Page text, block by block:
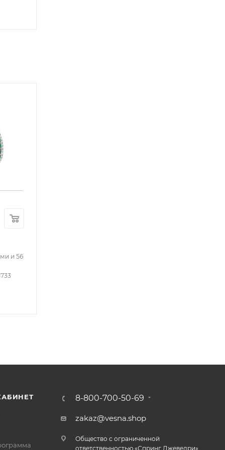
и 56
8-800-700-50-69
zakaz@vesna.shop
Общество с ограниченной
ответственностью «Спринг Джевелри»